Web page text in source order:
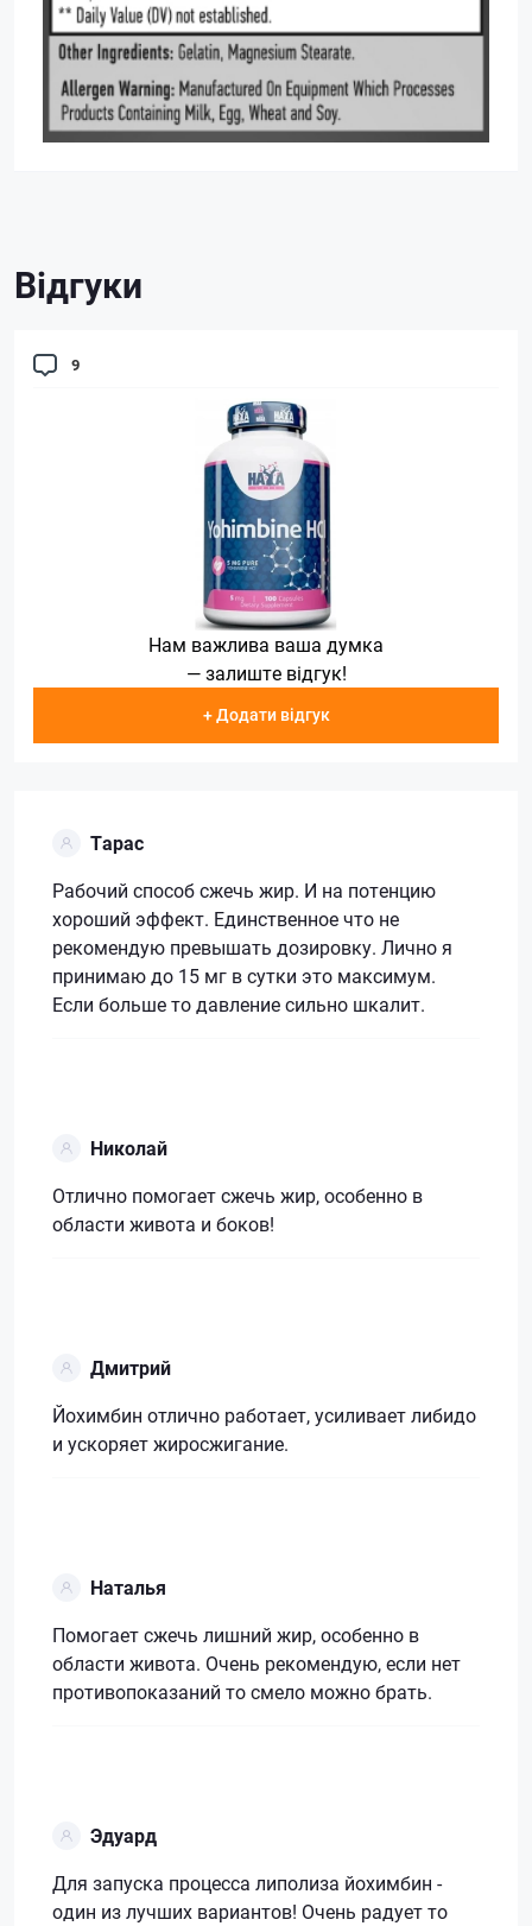
Відгуки
9
Нам важлива ваша думка
— залиште відгук!
+ Додати відгук
Тарас
Рабочий способ сжечь жир. И на потенцию
хороший эффект. Единственное что не
рекомендую превышать дозировку. Лично я
принимаю до 15 мг в сутки это максимум.
Если больше то давление сильно шкалит.
Николай
Отлично помогает сжечь жир, особенно в
области живота и боков!
Дмитрий
Йохимбин отлично работает, усиливает либидо
и ускоряет жиросжигание.
Наталья
Помогает сжечь лишний жир, особенно в
области живота. Очень рекомендую, если нет
противопоказаний то смело можно брать.
Эдуард
Для запуска процесса липолиза йохимбин -
один из лучших вариантов! Очень радует то